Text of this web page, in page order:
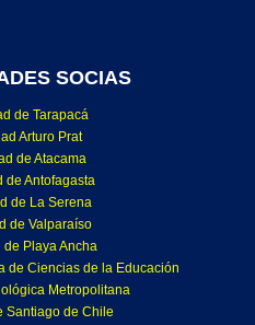
SOCIAS
de Tarapacá
Arturo Prat
de Atacama
de Antofagasta
de La Serena
de Valparaíso
Playa Ancha
de Ciencias de la Educación
Metropolitana
Santiago de Chile